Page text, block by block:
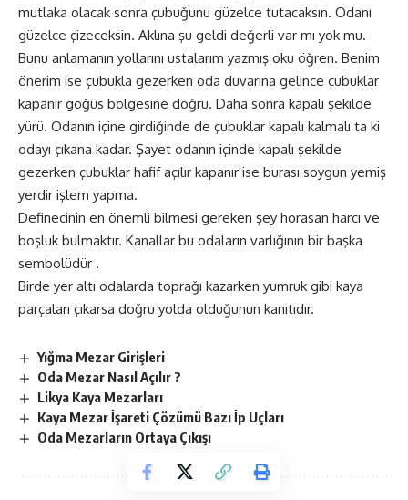
mutlaka olacak sonra çubuğunu güzelce tutacaksın. Odanı
güzelce çizeceksin. Aklına şu geldi değerli var mı yok mu.
Bunu anlamanın yollarını ustalarım yazmış oku öğren. Benim
önerim ise çubukla gezerken oda duvarına gelince çubuklar
kapanır göğüs bölgesine doğru. Daha sonra kapalı şekilde
yürü. Odanın içine girdiğinde de çubuklar kapalı kalmalı ta ki
odayı çıkana kadar. Şayet odanın içinde kapalı şekilde
gezerken çubuklar hafif açılır kapanır ise burası soygun yemiş
yerdir işlem yapma.
Definecinin en önemli bilmesi gereken şey horasan harcı ve
boşluk bulmaktır. Kanallar bu odaların varlığının bir başka
sembolüdür .
Birde yer altı odalarda toprağı kazarken yumruk gibi kaya
parçaları çıkarsa doğru yolda olduğunun kanıtıdır.
Yığma Mezar Girişleri
Oda Mezar Nasıl Açılır ?
Likya Kaya Mezarları
Kaya Mezar İşareti Çözümü Bazı İp Uçları
Oda Mezarların Ortaya Çıkışı